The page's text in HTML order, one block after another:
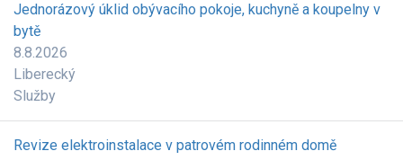
Jednorázový úklid obývacího pokoje, kuchyně a koupelny v
bytě
8.8.2026
Liberecký
Služby
Revize elektroinstalace v patrovém rodinném domě